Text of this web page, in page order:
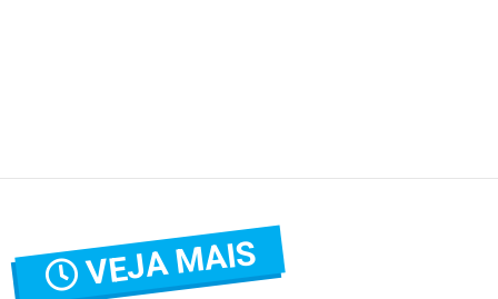
VEJA MAIS